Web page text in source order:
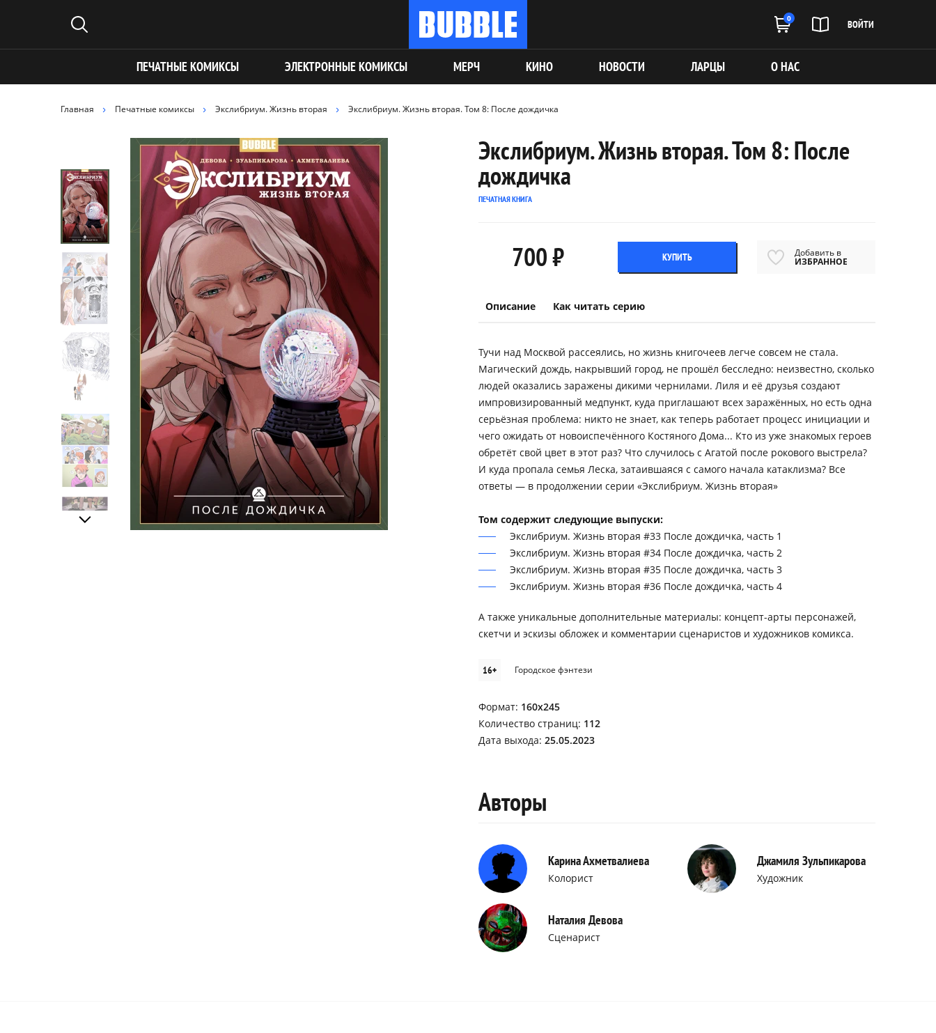
0 ВОЙТИ
ПЕЧАТНЫЕ КОМИКСЫ ЭЛЕКТРОННЫЕ КОМИКСЫ МЕРЧ КИНО НОВОСТИ ЛАРЦЫ О НАС
Главная Печатные комиксы Экслибриум. Жизнь вторая Экслибриум. Жизнь вторая. Том 8: После дождичка
Экслибриум. Жизнь вторая. Том 8: После
дождичка
ПЕЧАТНАЯ КНИГА
700 ₽ КУПИТЬ Добавить в
ИЗБРАННОЕ
Описание Как читать серию
Тучи над Москвой рассеялись, но жизнь книгочеев легче совсем не стала.
Магический дождь, накрывший город, не прошёл бесследно: неизвестно, сколько
людей оказались заражены дикими чернилами. Лиля и её друзья создают
импровизированный медпункт, куда приглашают всех заражённых, но есть одна
серьёзная проблема: никто не знает, как теперь работает процесс инициации и
чего ожидать от новоиспечённого Костяного Дома... Кто из уже знакомых героев
обретёт свой цвет в этот раз? Что случилось с Агатой после рокового выстрела?
И куда пропала семья Леска, затаившаяся с самого начала катаклизма? Все
ответы — в продолжении серии «Экслибриум. Жизнь вторая»
Том содержит следующие выпуски:
Экслибриум. Жизнь вторая #33 После дождичка, часть 1
Экслибриум. Жизнь вторая #34 После дождичка, часть 2
Экслибриум. Жизнь вторая #35 После дождичка, часть 3
Экслибриум. Жизнь вторая #36 После дождичка, часть 4
А также уникальные дополнительные материалы: концепт-арты персонажей,
скетчи и эскизы обложек и комментарии сценаристов и художников комикса.
16+ Городское фэнтези
Формат: 160х245
Количество страниц: 112
Дата выхода: 25.05.2023
Авторы
Карина Ахметвалиева
Колорист
Джамиля Зульпикарова
Художник
Наталия Девова
Сценарист